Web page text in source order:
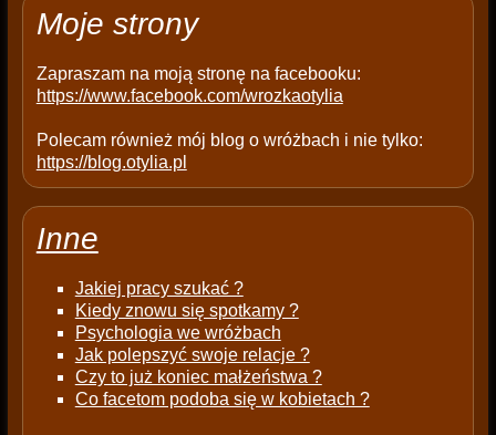
y
Moje strony
Zapraszam na moją stronę na facebooku:
https://www.facebook.com/wrozkaotylia
Polecam również mój blog o wróżbach i nie tylko:
https://blog.otylia.pl
Inne
Jakiej pracy szukać ?
Kiedy znowu się spotkamy ?
Psychologia we wróżbach
Jak polepszyć swoje relacje ?
Czy to już koniec małżeństwa ?
Co facetom podoba się w kobietach ?